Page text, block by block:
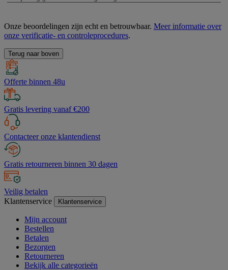
Onze beoordelingen zijn echt en betrouwbaar. Meer informatie over
onze verificatie- en controleprocedures.
Terug naar boven
Offerte binnen 48u
Gratis levering vanaf €200
Contacteer onze klantendienst
Gratis retourneren binnen 30 dagen
Veilig betalen
Klantenservice
Klantenservice
Mijn account
Bestellen
Betalen
Bezorgen
Retourneren
Bekijk alle categorieën